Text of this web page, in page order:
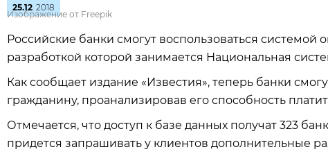
25.12 2018
Изображение от Freepik
Российские банки смогут воспользоваться системой
разработкой которой занимается Национальная
Как сообщает издание «Известия», теперь банки
гражданину, проанализировав его способность
Отмечается, что доступ к базе данных получат 323
придется запрашивать у клиентов дополнительные